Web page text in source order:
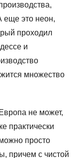
еще это неон,
проходил
и
множество
не может,
практически
просто
причем с чистой